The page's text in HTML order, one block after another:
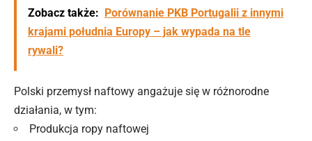
Zobacz także:
Porównanie PKB Portugalii z innymi
krajami południa Europy – jak wypada na tle
rywali?
Polski przemysł naftowy angażuje się w różnorodne
działania, w tym:
Produkcja ropy naftowej